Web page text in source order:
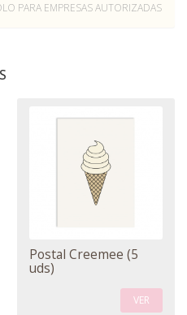
PARA EMPRESAS AUTORIZADAS
Postal Creemee (5
uds)
VER